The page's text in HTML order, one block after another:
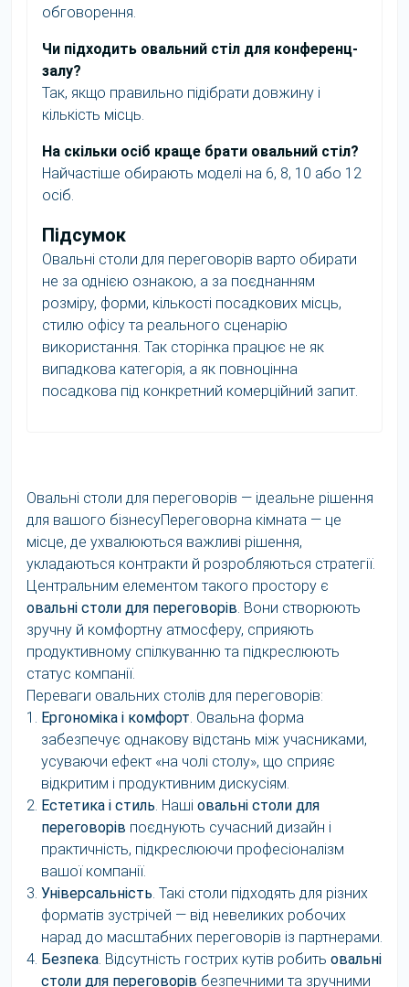
обговорення.
Чи підходить овальний стіл для конференц-
залу?
Так, якщо правильно підібрати довжину і
кількість місць.
На скільки осіб краще брати овальний стіл?
Найчастіше обирають моделі на 6, 8, 10 або 12
осіб.
Підсумок
Овальні столи для переговорів варто обирати
не за однією ознакою, а за поєднанням
розміру, форми, кількості посадкових місць,
стилю офісу та реального сценарію
використання. Так сторінка працює не як
випадкова категорія, а як повноцінна
посадкова під конкретний комерційний запит.
Овальні столи для переговорів — ідеальне рішення
для вашого бізнесуПереговорна кімната — це
місце, де ухвалюються важливі рішення,
укладаються контракти й розробляються стратегії.
Центральним елементом такого простору є
овальні столи для переговорів. Вони створюють
зручну й комфортну атмосферу, сприяють
продуктивному спілкуванню та підкреслюють
статус компанії.
Переваги овальних столів для переговорів:
Ергономіка і комфорт. Овальна форма
забезпечує однакову відстань між учасниками,
усуваючи ефект «на чолі столу», що сприяє
відкритим і продуктивним дискусіям.
Естетика і стиль. Наші овальні столи для
переговорів поєднують сучасний дизайн і
практичність, підкреслюючи професіоналізм
вашої компанії.
Універсальність. Такі столи підходять для різних
форматів зустрічей — від невеликих робочих
нарад до масштабних переговорів із партнерами.
Безпека. Відсутність гострих кутів робить овальні
столи для переговорів безпечними та зручними